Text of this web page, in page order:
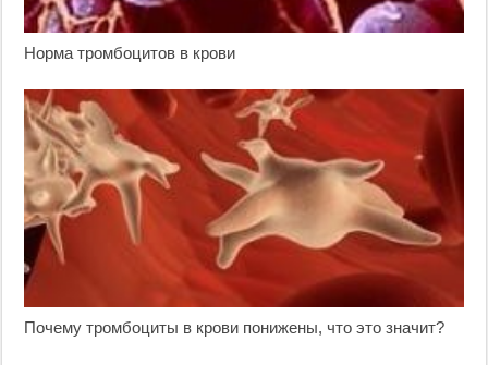
Норма тромбоцитов в крови
Почему тромбоциты в крови понижены, что это значит?